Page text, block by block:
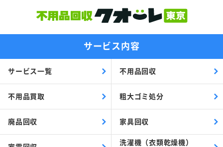
サービス内容
サービス一覧 不用品回収
不用品買取 粗大ゴミ処分
廃品回収 家具回収
洗濯機（衣類乾燥機）